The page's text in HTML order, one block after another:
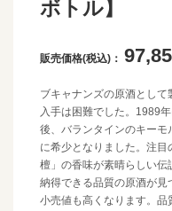
ボトル】
販売価格(税込)：
ブキャナンズの原酒とし
入手は困難でした。1989
後、バランタインのキーモ
に希少となりました。注
檀」の香味が素晴らしい
納得できる品質の原酒が見
小売値も高くなります。品